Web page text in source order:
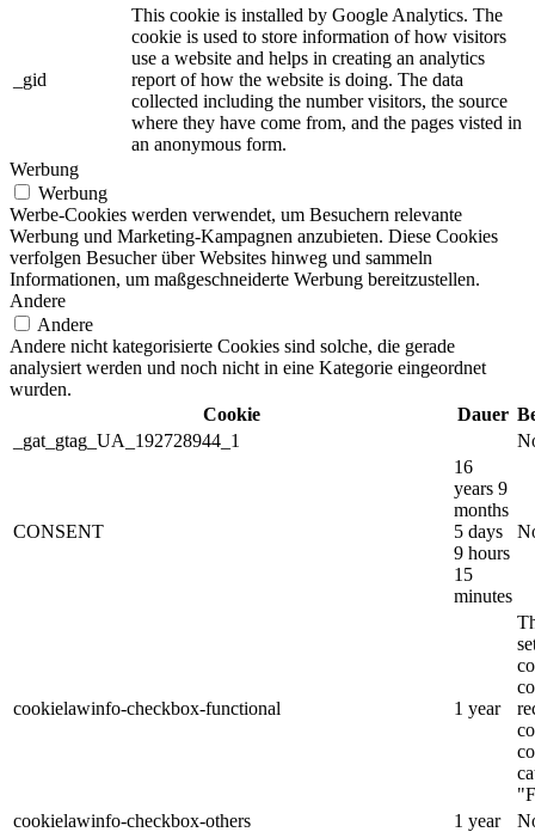
_gid
This cookie is installed by Google Analytics. The
cookie is used to store information of how visitors
use a website and helps in creating an analytics
report of how the website is doing. The data
collected including the number visitors, the source
where they have come from, and the pages visted in
an anonymous form.
Werbung
Werbung
Werbe-Cookies werden verwendet, um Besuchern relevante
Werbung und Marketing-Kampagnen anzubieten. Diese Cookies
verfolgen Besucher über Websites hinweg und sammeln
Informationen, um maßgeschneiderte Werbung bereitzustellen.
Andere
Andere
Andere nicht kategorisierte Cookies sind solche, die gerade
analysiert werden und noch nicht in eine Kategorie eingeordnet
wurden.
Cookie
Dauer
_gat_gtag_UA_192728944_1
CONSENT
16
years 9
months
5 days
9 hours
15
minutes
cookielawinfo-checkbox-functional 1 year
cookielawinfo-checkbox-others
1 year